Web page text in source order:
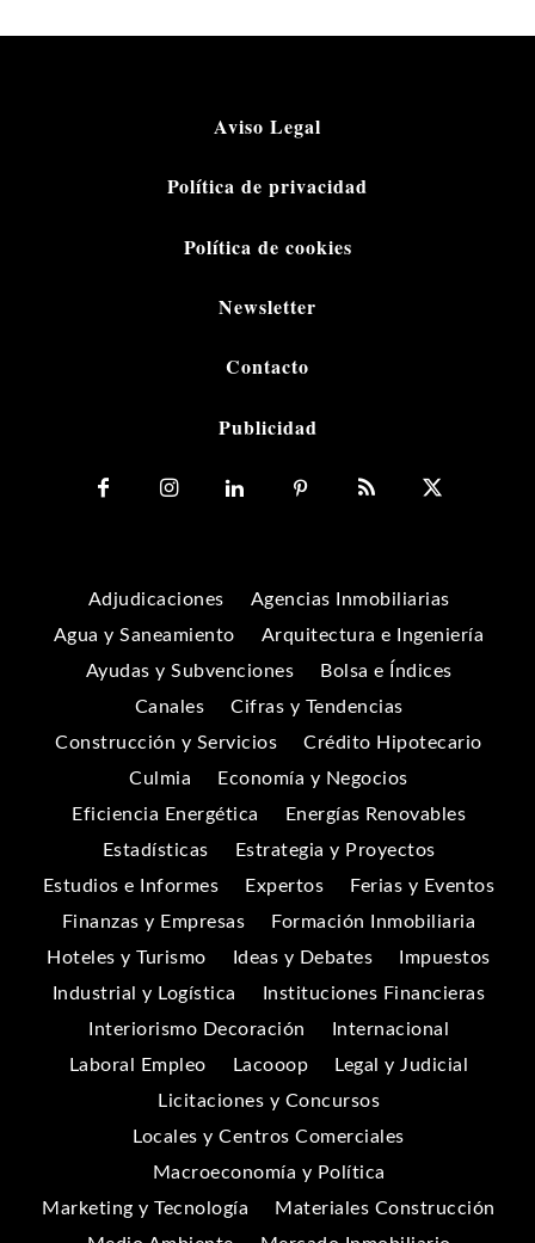
Aviso Legal
Política de privacidad
Política de cookies
Newsletter
Contacto
Publicidad
Adjudicaciones
Agencias Inmobiliarias
Agua y Saneamiento
Arquitectura e Ingeniería
Ayudas y Subvenciones
Bolsa e Índices
Canales
Cifras y Tendencias
Construcción y Servicios
Crédito Hipotecario
Culmia
Economía y Negocios
Eficiencia Energética
Energías Renovables
Estadísticas
Estrategia y Proyectos
Estudios e Informes
Expertos
Ferias y Eventos
Finanzas y Empresas
Formación Inmobiliaria
Hoteles y Turismo
Ideas y Debates
Impuestos
Industrial y Logística
Instituciones Financieras
Interiorismo Decoración
Internacional
Laboral Empleo
Lacooop
Legal y Judicial
Licitaciones y Concursos
Locales y Centros Comerciales
Macroeconomía y Política
Marketing y Tecnología
Materiales Construcción